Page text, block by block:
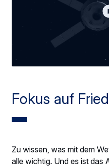
Fokus auf
Zu wissen, was mit dem
alle wichtig. Und es ist